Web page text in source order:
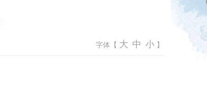
字体【 大 中 小 】